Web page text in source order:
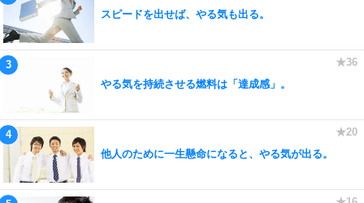
スピードを出せば、やる気も出る。
やる気を持続させる燃料は「達成感」。
他人のために一生懸命になると、やる気が出る。